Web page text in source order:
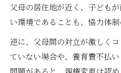
父母の居住地が近く、子ども
い環境であることも、協力体制
逆に、父母間の対立が激しく
ていない場合や、養育費不払